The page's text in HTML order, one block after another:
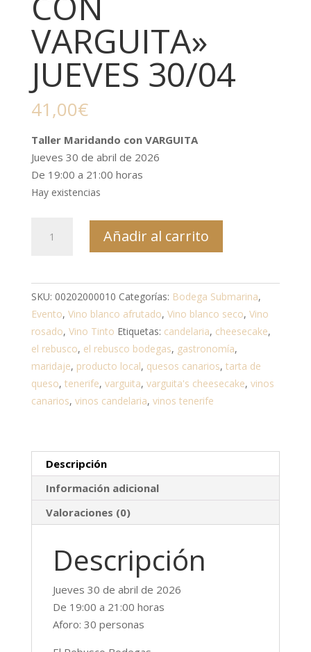
VARGUITA»
JUEVES 30/04
41,00€
Taller Maridando con VARGUITA
Jueves 30 de abril de 2026
De 19:00 a 21:00 horas
Hay existencias
"MARIDANDO
JUEVES
30/04
cantidad
Añadir al carrito
SKU: 00202000010 Categorías: Bodega Submarina,
Evento, Vino blanco afrutado, Vino blanco seco, Vino
rosado, Vino Tinto Etiquetas: candelaria, cheesecake,
el rebusco, el rebusco bodegas, gastronomía,
maridaje, producto local, quesos canarios, tarta de
queso, tenerife, varguita, varguita's cheesecake, vinos
canarios, vinos candelaria, vinos tenerife
Descripción
Información adicional
Valoraciones (0)
Descripción
Jueves 30 de abril de 2026
De 19:00 a 21:00 horas
Aforo: 30 personas